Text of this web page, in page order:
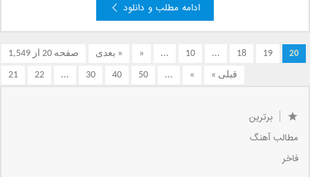
ادامه مطلب و دانلود
صفحه 20 از 1,549 « بعدی « ... 10 ... 18 19 20
21 22 ... 30 40 50 ... » قبلی »
برترین
مطالب آهنگ
فاخر